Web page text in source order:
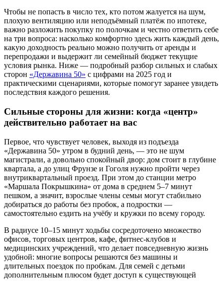
Чтобы не попасть в число тех, кто потом жалуется на шум,
плохую вентиляцию или неподъёмный платёж по ипотеке,
важно разложить покупку по полочкам и честно ответить себе
на три вопроса: насколько комфортно здесь жить каждый день,
какую доходность реально можно получить от аренды и
перепродажи и выдержит ли семейный бюджет текущие
условия рынка. Ниже — подробный разбор сильных и слабых
сторон «Державина 50» с цифрами на 2025 год и
практическими сценариями, которые помогут заранее увидеть
последствия каждого решения.
Сильные стороны для жизни: когда «центр»
действительно работает на вас
Первое, что чувствует человек, выходя из подъезда
«Державина 50» утром в будний день, — это не шум
магистрали, а довольно спокойный двор: дом стоит в глубине
квартала, а до улиц Фрунзе и Гоголя нужно пройти через
внутриквартальный проезд. При этом до станции метро
«Маршала Покрышкина» от дома в среднем 5–7 минут
пешком, а значит, взрослые члены семьи могут стабильно
добираться до работы без пробок, а подростки —
самостоятельно ездить на учёбу и кружки по всему городу.
В радиусе 10–15 минут ходьбы сосредоточено множество
офисов, торговых центров, кафе, фитнес-клубов и
медицинских учреждений, что делает повседневную жизнь
удобной: многие вопросы решаются без машины и
длительных поездок по пробкам. Для семей с детьми
дополнительным плюсом будет доступ к существующей